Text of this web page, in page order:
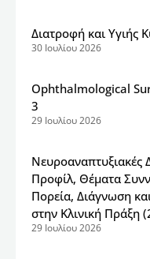
Διατροφή και Υγιής
30 Ιουλίου 2026
Ophthalmological
3
29 Ιουλίου 2026
Νευροαναπτυξιακές
Προφίλ, Θέματα
Πορεία, Διάγνωση
στην Κλινική Πράξη
29 Ιουλίου 2026